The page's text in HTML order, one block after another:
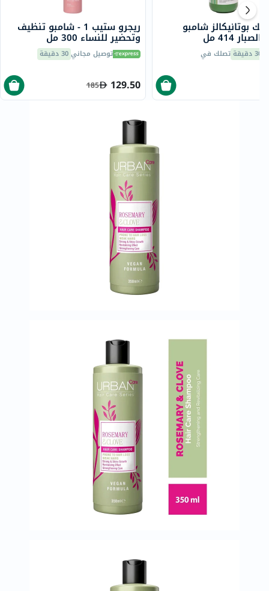
ريجرو ستيب 1 - شامبو تنظيف
وتحضير للنساء 300 مل
توصيل مجاني 30 دقيقة
129.50
185
بوتانيكالز شامبو
414 مل
30 دقيقة تصلك في